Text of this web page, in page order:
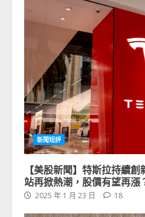
新聞短評
【美股新聞】特斯拉持續創
站再掀熱潮，股價有望再漲
2025 年 1 月 23 日 18